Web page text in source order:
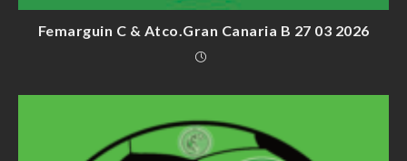
Femarguin C & Atco.Gran Canaria B 27 03 2026